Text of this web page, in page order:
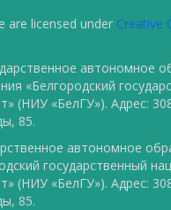
are licensed under Creative
автономное
«Белгородский
(НИУ «БелГУ»). Адрес:
85.
автономное
государственный
(НИУ «БелГУ»). Адрес:
85.